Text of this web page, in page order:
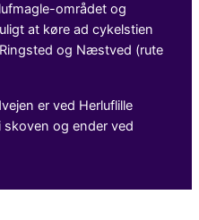
området og
at køre ad cykelstien
og Næstved (rute
er ved Herluflille
og ender ved